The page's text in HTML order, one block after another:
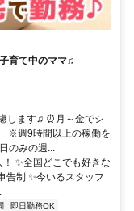
育て中のママ♫
します♫ ⏰月～金でシ
※週9時間以上の稼働を
のみの週...
✨全国どこでも好きな
告制 ✨今いるスタッフ
即日勤務OK